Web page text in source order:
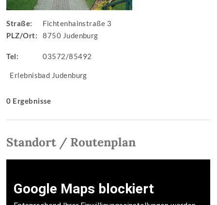
Straße:
Fichtenhainstraße 3
PLZ/Ort:
8750 Judenburg
Tel: 03572/85492
Erlebnisbad Judenburg
0 Ergebnisse
Standort / Routenplan